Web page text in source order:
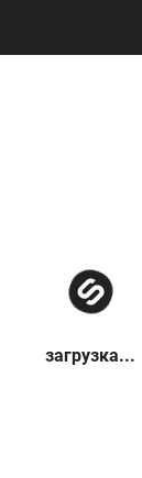
загрузка...